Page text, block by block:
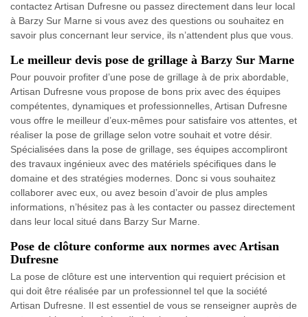
contactez Artisan Dufresne ou passez directement dans leur local
à Barzy Sur Marne si vous avez des questions ou souhaitez en
savoir plus concernant leur service, ils n’attendent plus que vous.
Le meilleur devis pose de grillage à Barzy Sur Marne
Pour pouvoir profiter d’une pose de grillage à de prix abordable,
Artisan Dufresne vous propose de bons prix avec des équipes
compétentes, dynamiques et professionnelles, Artisan Dufresne
vous offre le meilleur d’eux-mêmes pour satisfaire vos attentes, et
réaliser la pose de grillage selon votre souhait et votre désir.
Spécialisées dans la pose de grillage, ses équipes accompliront
des travaux ingénieux avec des matériels spécifiques dans le
domaine et des stratégies modernes. Donc si vous souhaitez
collaborer avec eux, ou avez besoin d’avoir de plus amples
informations, n’hésitez pas à les contacter ou passez directement
dans leur local situé dans Barzy Sur Marne.
Pose de clôture conforme aux normes avec Artisan
Dufresne
La pose de clôture est une intervention qui requiert précision et
qui doit être réalisée par un professionnel tel que la société
Artisan Dufresne. Il est essentiel de vous se renseigner auprès de